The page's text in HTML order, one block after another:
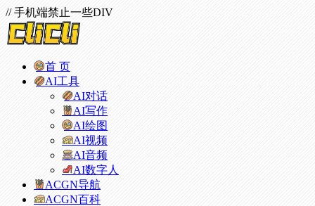
// 手机端禁止一些DIV
首 页
AI工具
AI对话
AI写作
AI绘图
AI视频
AI音频
AI数字人
ACGN导航
ACGN百科